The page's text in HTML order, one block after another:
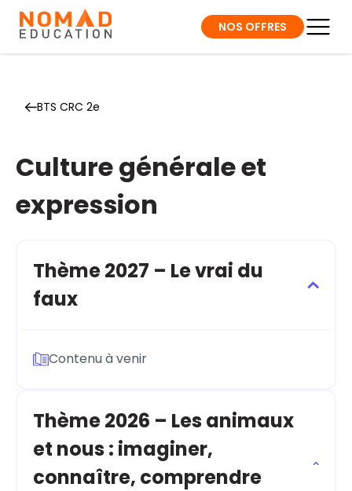
NOS OFFRES
BTS CRC 2e
Culture générale et
expression
Thème 2027 – Le vrai du
faux
Contenu à venir
Thème 2026 – Les animaux
et nous : imaginer,
connaître, comprendre